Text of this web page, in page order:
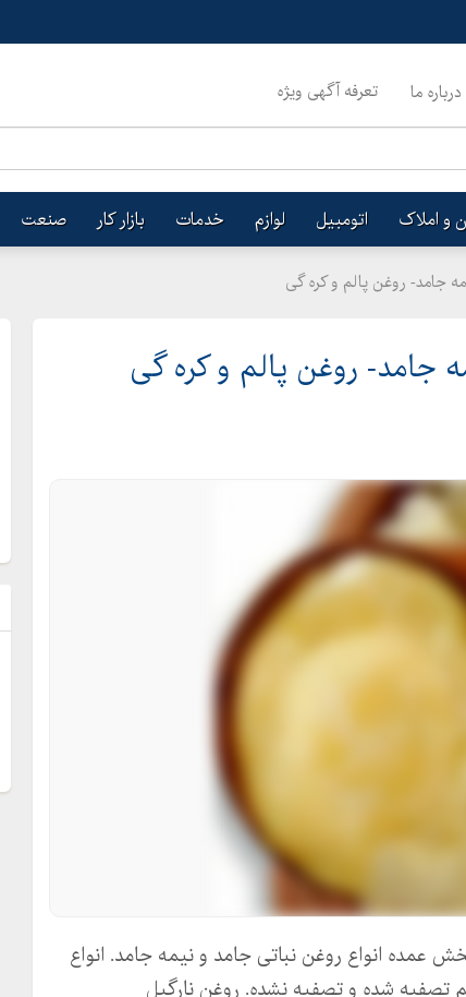
درباره ما تعرفه آگهی ویژه
و املاک اتومبیل لوازم خدمات بازار کار صنعت
جامد- روغن پالم و کره گی
جامد- روغن پالم و کره گی
عمده انواع روغن نباتی جامد و نیمه جامد. انواع
تصفیه شده و تصفیه نشده. روغن نارگیل